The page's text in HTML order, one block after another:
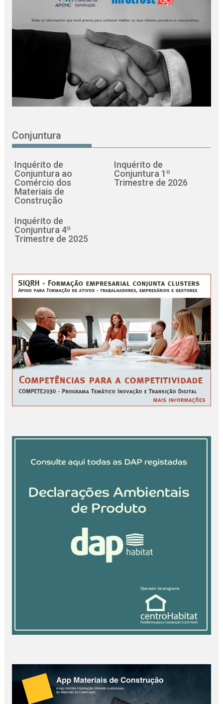
Conjuntura
Inquérito de
Conjuntura ao
Comércio dos
Materiais de
Construção
Inquérito de
Conjuntura 1º
Trimestre de 2026
Inquérito de
Conjuntura 4º
Trimestre de 2025